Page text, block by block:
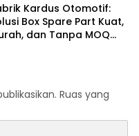
Kardus Otomotif:
Box Spare Part Kuat,
dan Tanpa MOQ
Ruas yang